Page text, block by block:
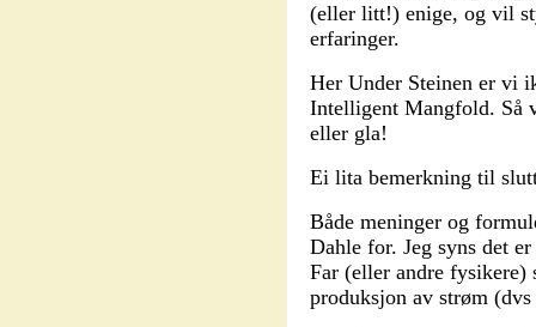
(eller litt!) enige, og vil
erfaringer.
Her Under Steinen er vi
Intelligent Mangfold. Så
eller gla!
Ei lita bemerkning til
Både meninger og
Dahle for. Jeg syns det
Far (eller andre fysikere)
produksjon av strøm